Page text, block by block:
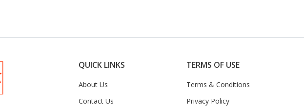
QUICK LINKS
About Us
Contact Us
TERMS OF USE
Terms & Conditions
Privacy Policy